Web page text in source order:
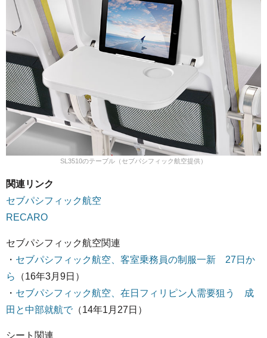
SL3510のテーブル（セブパシフィック航空提供）
関連リンク
セブパシフィック航空
RECARO
セブパシフィック航空関連
・ セブパシフィック航空、客室乗務員の制服一新 27日か
ら
（16年3月9日）
・ セブパシフィック航空、在日フィリピン人需要狙う 成
田と中部就航で（14年1月27日）
シート関連